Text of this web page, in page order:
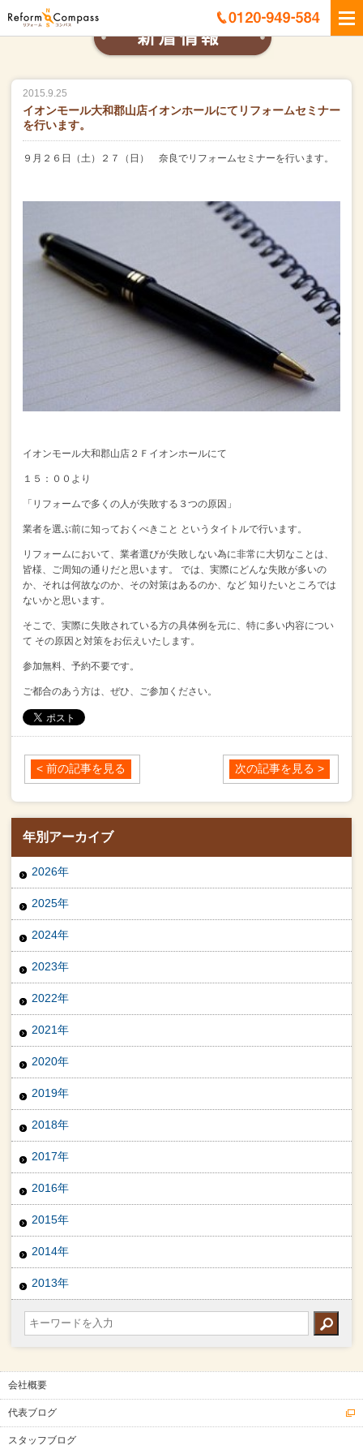
2015.9.25
イオンモール大和郡山店イオンホールにてリフォームセミナー
を行います。
９月２６日（土）２７（日） 奈良でリフォームセミナーを行います。
イオンモール大和郡山店２Ｆイオンホールにて
１５：００より
「リフォームで多くの人が失敗する３つの原因」
業者を選ぶ前に知っておくべきこと というタイトルで行います。
リフォームにおいて、業者選びが失敗しない為に非常に大切なことは、
皆様、ご周知の通りだと思います。
では、実際にどんな失敗が多いの
か、それは何故なのか、その対策はあるのか、など 知りたいところでは
ないかと思います。
そこで、実際に失敗されている方の具体例を元に、特に多い内容につい
て その原因と対策をお伝えいたします。
参加無料、予約不要です。
ご都合のあう方は、ぜひ、ご参加ください。
< 前の記事を見る 次の記事を見る >
年別アーカイブ
2026年
2025年
2024年
2023年
2022年
2021年
2020年
2019年
2018年
2017年
2016年
2015年
2014年
2013年
会社概要
代表ブログ
スタッフブログ